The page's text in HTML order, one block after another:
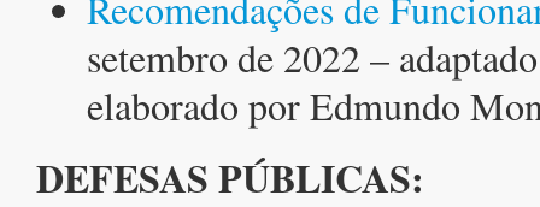
setembro de 2022 –
elaborado por Edmundo
DEFESAS PÚBLICAS: